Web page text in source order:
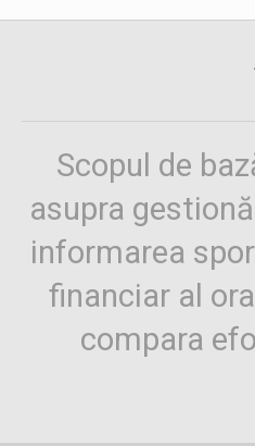
Scopul de
asupra
informarea
financiar al
compara